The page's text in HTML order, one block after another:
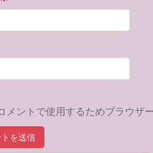
メントで使用するためブラウザ